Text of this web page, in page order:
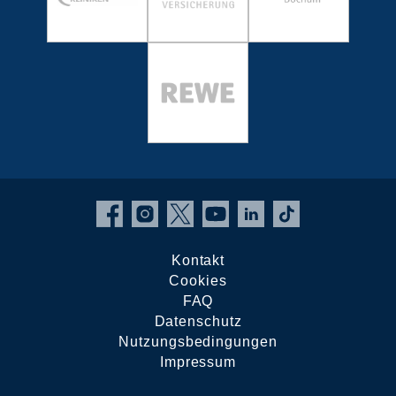
Kontakt
Cookies
FAQ
Datenschutz
Nutzungsbedingungen
Impressum